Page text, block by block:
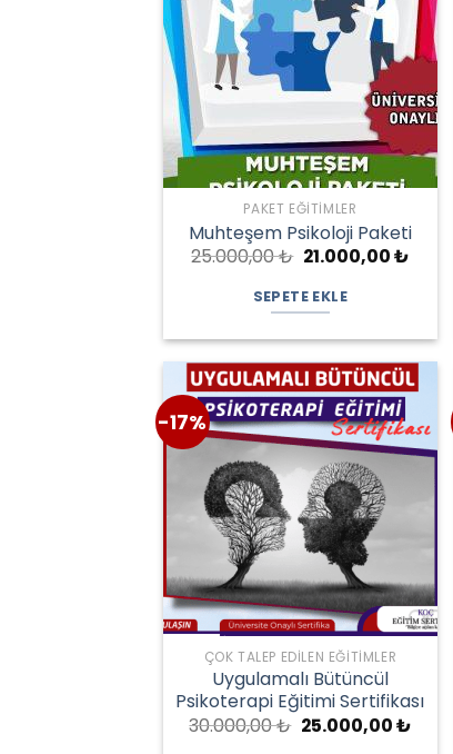
PAKET EĞITIMLER
Muhteşem Psikoloji Paketi
25.000,00₺ Orijinal
25.000,00 ₺.
21.000,00₺Şu
SEPETE EKLE
-17%
ÇOK TALEP EDILEN EĞITIMLER
Uygulamalı Bütüncül
Psikoterapi Eğitimi Sertifikası
30.000,00₺ Orijinal
25.000,00₺Şu